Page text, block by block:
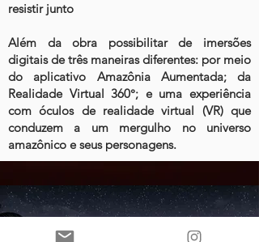
resistir junto
Além da obra possibilitar de imersões
digitais de três maneiras diferentes: por meio
do aplicativo Amazônia Aumentada; da
Realidade Virtual 360°; e uma experiência
com óculos de realidade virtual (VR) que
conduzem a um mergulho no universo
amazônico e seus personagens.